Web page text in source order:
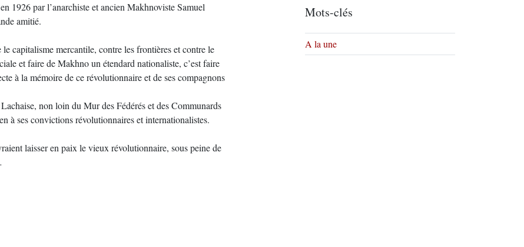
1926 par l’anarchiste et ancien Makhnoviste Samuel
amitié.
capitalisme mercantile, contre les frontières et contre le
et faire de Makhno un étendard nationaliste, c’est faire
à la mémoire de ce révolutionnaire et de ses compagnons
non loin du Mur des Fédérés et des Communards
à ses convictions révolutionnaires et internationalistes.
laisser en paix le vieux révolutionnaire, sous peine de
Mots-clés
A la une